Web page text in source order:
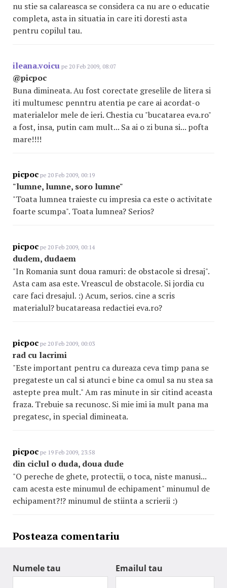
nu stie sa calareasca se considera ca nu are o educatie
completa, asta in situatia in care iti doresti asta
pentru copilul tau.
ileana.voicu pe 20 Feb 2009, 08:07
@picpoc
Buna dimineata. Au fost corectate greselile de litera si
iti multumesc penntru atentia pe care ai acordat-o
materialelor mele de ieri. Chestia cu "bucatarea eva.ro"
a fost, insa, putin cam mult... Sa ai o zi buna si... pofta
mare!!!!
picpoc pe 20 Feb 2009, 00:19
"lumne, lumne, soro lumne"
"Toata lumnea traieste cu impresia ca este o activitate
foarte scumpa". Toata lumnea? Serios?
picpoc pe 20 Feb 2009, 00:14
dudem, dudaem
"In Romania sunt doua ramuri: de obstacole si dresaj".
Asta cam asa este. Vreascul de obstacole. Si jordia cu
care faci dresajul. :) Acum, serios. cine a scris
materialul? bucatareasa redactiei eva.ro?
picpoc pe 20 Feb 2009, 00:03
rad cu lacrimi
"Este important pentru ca dureaza ceva timp pana se
pregateste un cal si atunci e bine ca omul sa nu stea sa
astepte prea mult." Am ras minute in sir citind aceasta
fraza. Trebuie sa recunosc. Si mie imi ia mult pana ma
pregatesc, in special dimineata.
picpoc pe 19 Feb 2009, 23:58
din ciclul o duda, doua dude
"O pereche de ghete, protectii, o toca, niste manusi...
cam acesta este minumul de echipament" minumul de
echipament?!? minumul de stiinta a scrierii :)
Posteaza comentariu
Numele tau Emailul tau